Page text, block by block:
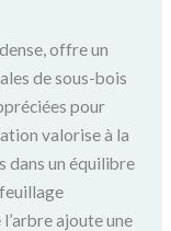
offre un
de sous-bois
pour
valorise à la
dans un équilibre
ajoute une